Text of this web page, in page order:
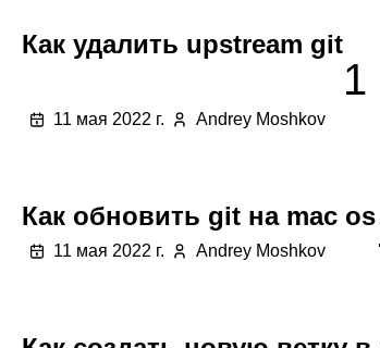
Как удалить upstream git
11 мая 2022 г. Andrey Moshkov
1
Как обновить git на mac os
11 мая 2022 г. Andrey Moshkov